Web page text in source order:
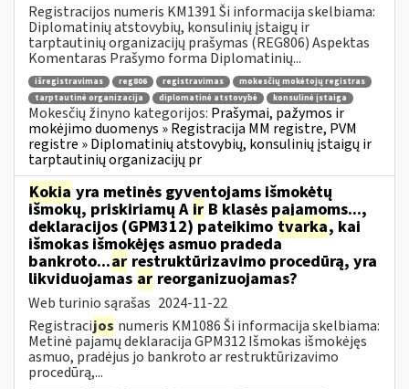
Registracijos numeris KM1391 Ši informacija skelbiama:
Diplomatinių atstovybių, konsulinių įstaigų ir
tarptautinių organizacijų prašymas (REG806) Aspektas
Komentaras Prašymo forma Diplomatinių...
išregistravimas reg806 registravimas
mokesčių mokėtojų registras
tarptautinė organizacija
diplomatinė atstovybė konsulinė įstaiga
Mokesčių žinyno kategorijos: Prašymai, pažymos ir
mokėjimo duomenys » Registracija MM registre, PVM
registre » Diplomatinių atstovybių, konsulinių įstaigų ir
tarptautinių organizacijų pr
Kokia yra metinės gyventojams išmokėtų
išmokų, priskiriamų A ir B klasės pajamoms...,
deklaracijos (GPM312) pateikimo tvarka, kai
išmokas išmokėjęs asmuo pradeda
bankroto...ar restruktūrizavimo procedūrą, yra
likviduojamas ar reorganizuojamas?
Web turinio sąrašas 2024-11-22
Registracijos numeris KM1086 Ši informacija skelbiama:
Metinė pajamų deklaracija GPM312 Išmokas išmokėjęs
asmuo, pradėjus jo bankroto ar restruktūrizavimo
procedūrą,...